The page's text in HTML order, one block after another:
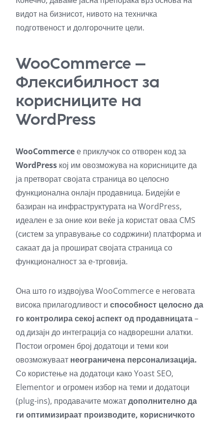
видот на бизнисот, нивото на техничка
подготвеност и долгорочните цели.
WooCommerce –
Флексибилност за
корисниците на
WordPress
WooCommerceе приклучок со отворен код за
WordPress кој им овозможува на корисниците да
ја претворат својата страница во целосно
функционална онлајн продавница. Бидејќи е
базиран на инфраструктурата на WordPress,
идеален е за оние кои веќе ја користат оваа CMS
(систем за управување со содржини) платформа и
сакаат да ја прошират својата страница со
функционалност за е-трговија.
Она што го издвојува WooCommerce е неговата
висока прилагодливост и способност целосно да
го контролира секој аспект од продавницата–
од дизајн до интеграција со надворешни алатки.
Постои огромен број додатоци и теми кои
овозможуваат неограничена персонализација.
Со користење на додатоци како Yoast SEO,
Elementor и огромен избор на теми и додатоци
(plug-ins), продавачите можатдополнително да
ги оптимизираат производите, корисничкото